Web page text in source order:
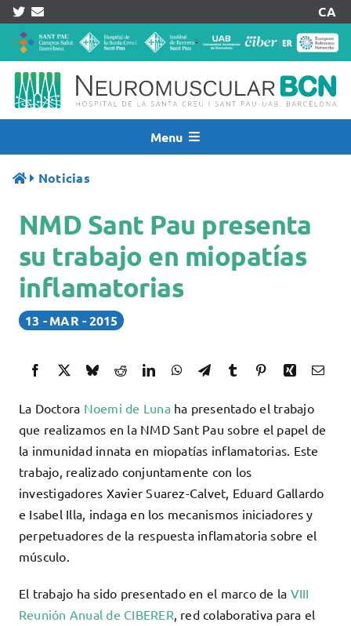
Skip
content
CA
Menu
Quiénes Somos
Asistencia
Investigación
Pacientes
Acreditaciones
Docencia
Cómo colaborar
Contacto
Noticias
NMD Sant Pau presenta
su trabajo en miopatías
inflamatorias
13 MAR 2015
La Doctora Noemi de Lunaha presentado el trabajo
que realizamos en la NMD Sant Pau sobre el papel de
la inmunidad innata en miopatías inflamatorias. Este
trabajo, realizado conjuntamente con los
investigadores Xavier Suarez-Calvet, Eduard Gallardo
e Isabel Illa, indaga en los mecanismos iniciadores y
perpetuadores de la respuesta inflamatoria sobre el
músculo.
El trabajo ha sido presentado en el marco de la VIII
Reunión Anual de CIBERER , red colaborativa para el